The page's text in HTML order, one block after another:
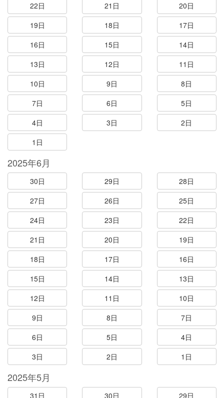
22日
21日
20日
19日
18日
17日
16日
15日
14日
13日
12日
11日
10日
9日
8日
7日
6日
5日
4日
3日
2日
1日
2025年6月
30日 29日
28日
27日
26日
25日
24日
23日
22日
21日
20日
19日
18日
17日
16日
15日
14日
13日
12日
11日
10日
9日
8日
7日
6日
5日
4日
3日
2日 1日
2025年5月
31日 30日 29日